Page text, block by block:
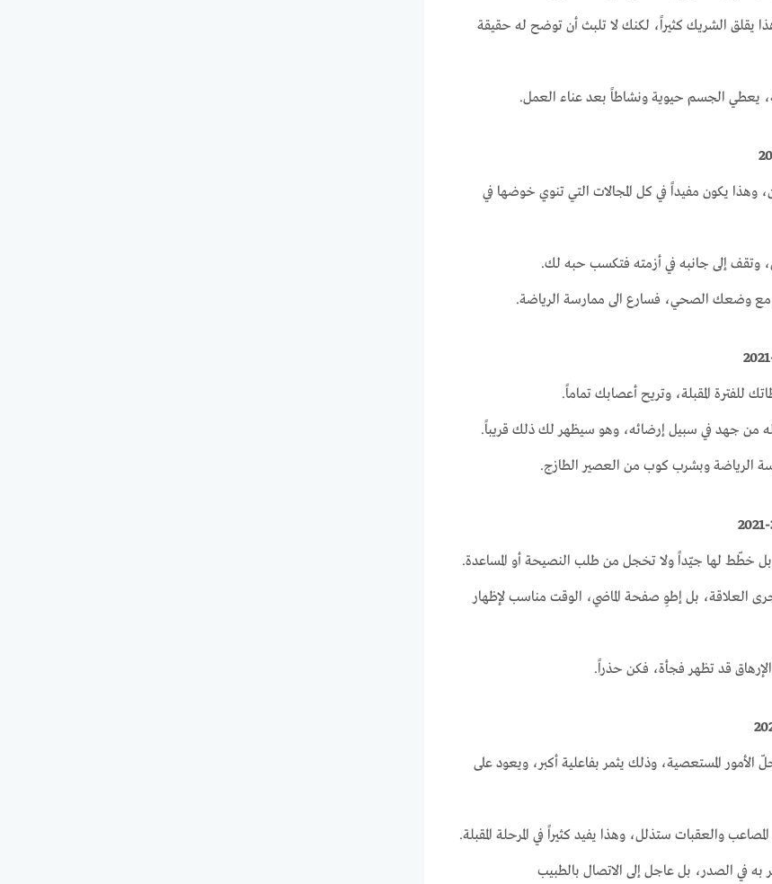
يقلق الشريك كثيراً، لكنك لا تلبث أن توضح له حقيقة
يعطي الجسم حيوية ونشاطاً بعد عناء العمل.
وهذا يكون مفيداً في كل المجالات التي تنوي خوضها في
وتقف إلى جانبه في أزمته فتكسب حبه لك.
مع وضعك الصحي، فسارع الى ممارسة الرياضة.
للفترة المقبلة، وتريح أعصابك تماماً.
من جهد في سبيل إرضائه، وهو سيظهر لك ذلك قريباً.
الرياضة وبشرب كوب من العصير الطازج.
خطّط لها جيّداً ولا تخجل من طلب النصيحة أو المساعدة.
العلاقة، بل إطوِ صفحة الماضي، الوقت مناسب لإظهار
قد تظهر فجأة، فكن حذراً.
المستعصية، وذلك يثمر بفاعلية أكبر، ويعود على
والعقبات ستذلل، وهذا يفيد كثيراً في المرحلة المقبلة.
في الصدر، بل عاجل إلى الاتصال بالطبيب